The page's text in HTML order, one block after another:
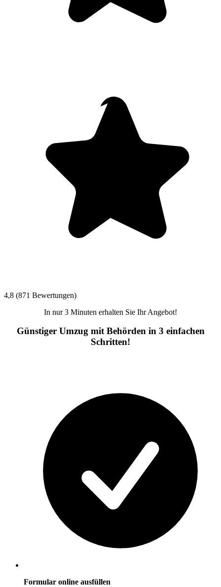
4,8 (871 Bewertungen)
In nur 3 Minuten erhalten Sie Ihr Angebot!
Günstiger Umzug mit Behörden in 3 einfachen
Schritten!
Formular online ausfüllen